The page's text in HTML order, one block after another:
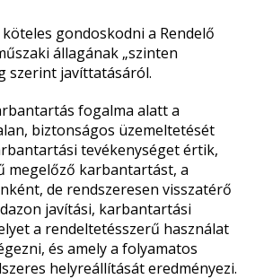
köteles gondoskodni a Rendelő
állagának „szinten
szerint javíttatásáról.
fogalma alatt a
biztonságos üzemeltetését
tevékenységet értik,
megelőző karbantartást, a
de rendszeresen visszatérő
javítási, karbantartási
a rendeltetésszerű használat
és amely a folyamatos
helyreállítását eredményezi.